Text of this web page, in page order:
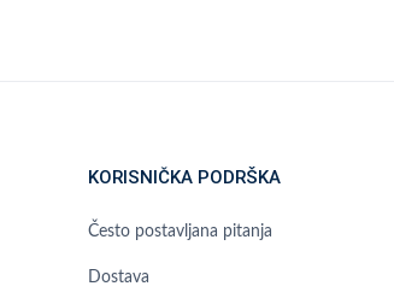
KORISNIČKA PODRŠKA
Često postavljana pitanja
Dostava